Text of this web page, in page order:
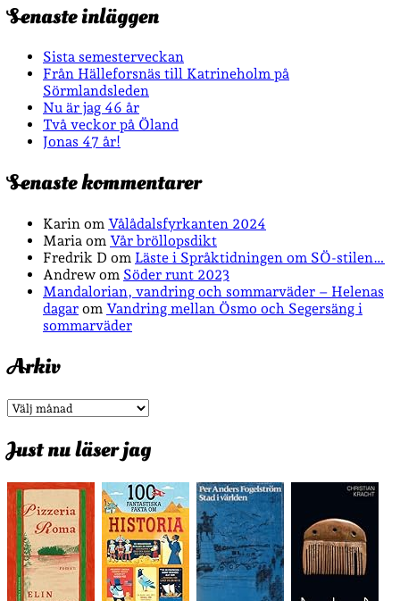
Senaste inläggen
Sista semesterveckan
Från Hälleforsnäs till Katrineholm på
Sörmlandsleden
Nu är jag 46 år
Två veckor på Öland
Jonas 47 år!
Senaste kommentarer
Karin om Vålådalsfyrkanten 2024
Maria om Vår bröllopsdikt
Fredrik D om Läste i Språktidningen om SÖ-stilen…
Andrew om Söder runt 2023
Mandalorian, vandring och sommarväder – Helenas
dagar om Vandring mellan Ösmo och Segersäng i
sommarväder
Arkiv
Arkiv
Just nu läser jag